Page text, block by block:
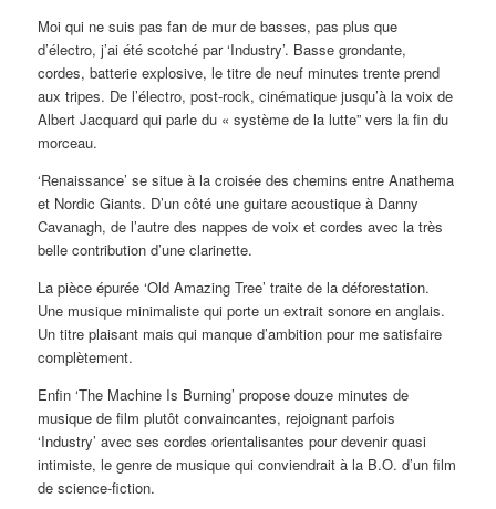
Moi qui ne suis pas fan de mur de basses, pas plus que
d’électro, j’ai été scotché par ‘Industry’. Basse grondante,
cordes, batterie explosive, le titre de neuf minutes trente prend
aux tripes. De l’électro, post-rock, cinématique jusqu’à la voix de
Albert Jacquard qui parle du « système de la lutte” vers la fin du
morceau.
‘Renaissance’ se situe à la croisée des chemins entre Anathema
et Nordic Giants. D’un côté une guitare acoustique à Danny
Cavanagh, de l’autre des nappes de voix et cordes avec la très
belle contribution d’une clarinette.
La pièce épurée ‘Old Amazing Tree’ traite de la déforestation.
Une musique minimaliste qui porte un extrait sonore en anglais.
Un titre plaisant mais qui manque d’ambition pour me satisfaire
complètement.
Enfin ‘The Machine Is Burning’ propose douze minutes de
musique de film plutôt convaincantes, rejoignant parfois
‘Industry’ avec ses cordes orientalisantes pour devenir quasi
intimiste, le genre de musique qui conviendrait à la B.O. d’un film
de science-fiction.